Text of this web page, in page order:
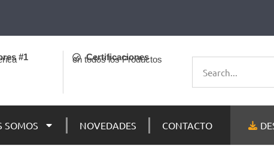
#1 Certificaciones
en todos los Productos
SOMOS NOVEDADES CONTACTO